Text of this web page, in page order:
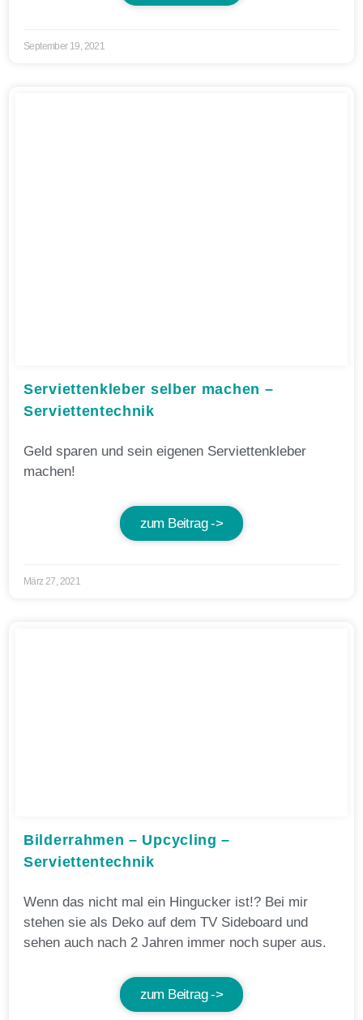
September 19, 2021
Serviettenkleber selber machen –
Serviettentechnik
Geld sparen und sein eigenen Serviettenkleber
machen!
zum Beitrag ->
März 27, 2021
Bilderrahmen – Upcycling –
Serviettentechnik
Wenn das nicht mal ein Hingucker ist!? Bei mir
stehen sie als Deko auf dem TV Sideboard und
sehen auch nach 2 Jahren immer noch super aus.
zum Beitrag ->